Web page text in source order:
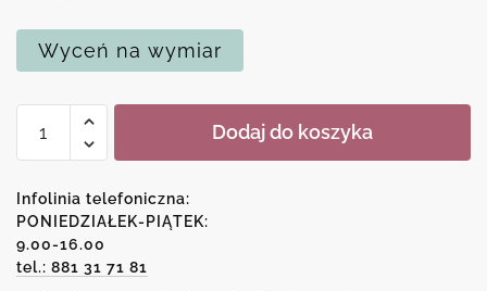
Wyceń na wymiar
Obraz
czarnym
łabędziem
Dodaj do koszyka
Infolinia telefoniczna:
PONIEDZIAŁEK-PIĄTEK:
9.00-16.00
tel.: 881 31 71 81